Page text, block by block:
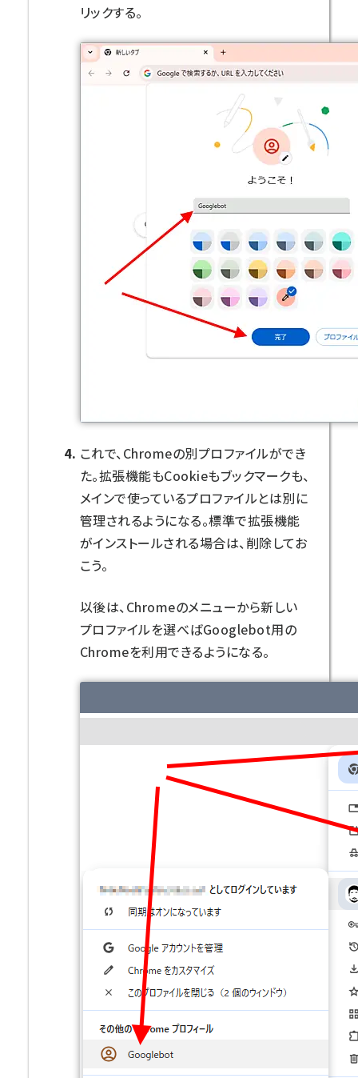
リックする。
これで、Chromeの別プロファイルができ
た。拡張機能もCookieもブックマークも、
メインで使っているプロファイルとは別に
管理されるようになる。標準で拡張機能
がインストールされる場合は、削除してお
こう。
以後は、Chromeのメニューから新しい
プロファイルを選べばGooglebot用の
Chromeを利用できるようになる。